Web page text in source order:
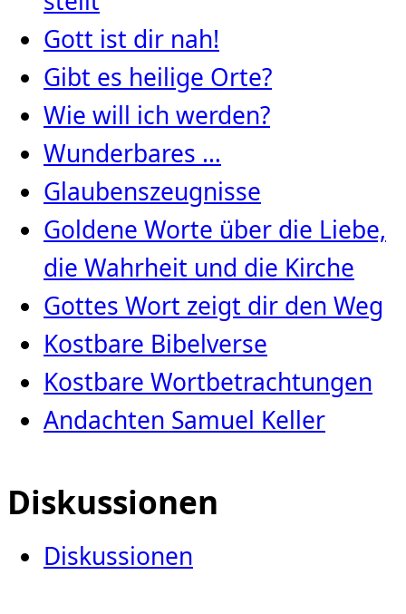
Gott ist dir nah!
Gibt es heilige Orte?
Wie will ich werden?
Wunderbares …
Glaubenszeugnisse
Goldene Worte über die Liebe,
die Wahrheit und die Kirche
Gottes Wort zeigt dir den Weg
Kostbare Bibelverse
Kostbare Wortbetrachtungen
Andachten Samuel Keller
Diskussionen
Diskussionen